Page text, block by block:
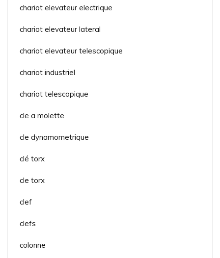
chariot elevateur electrique
chariot elevateur lateral
chariot elevateur telescopique
chariot industriel
chariot telescopique
cle a molette
cle dynamometrique
clé torx
cle torx
clef
clefs
colonne